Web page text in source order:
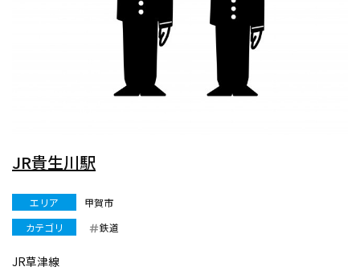
JR貴生川駅
エリア
甲賀市
カテゴリ
鉄道
JR草津線